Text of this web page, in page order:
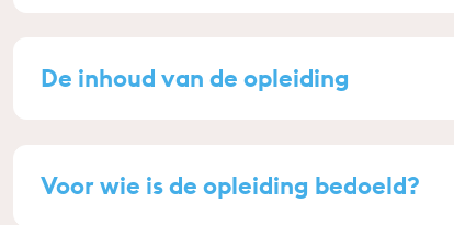
De inhoud van de opleiding
Voor wie is de opleiding bedoeld?